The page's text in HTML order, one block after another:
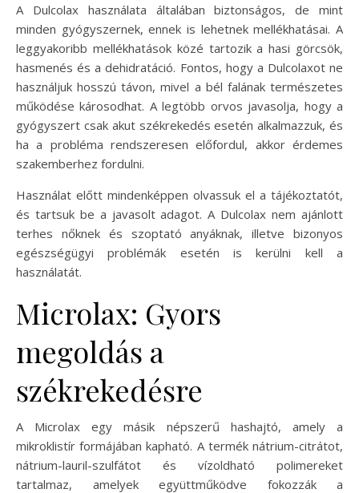
A Dulcolax használata általában biztonságos, de mint
minden gyógyszernek, ennek is lehetnek mellékhatásai. A
leggyakoribb mellékhatások közé tartozik a hasi görcsök,
hasmenés és a dehidratáció. Fontos, hogy a Dulcolaxot ne
használjuk hosszú távon, mivel a bél falának természetes
működése károsodhat. A legtöbb orvos javasolja, hogy a
gyógyszert csak akut székrekedés esetén alkalmazzuk, és
ha a probléma rendszeresen előfordul, akkor érdemes
szakemberhez fordulni.
Használat előtt mindenképpen olvassuk el a tájékoztatót,
és tartsuk be a javasolt adagot. A Dulcolax nem ajánlott
terhes nőknek és szoptató anyáknak, illetve bizonyos
egészségügyi problémák esetén is kerülni kell a
használatát.
Microlax: Gyors
megoldás a
székrekedésre
A Microlax egy másik népszerű hashajtó, amely a
mikroklistír formájában kapható. A termék nátrium-citrátot,
nátrium-lauril-szulfátot és vízoldható polimereket
tartalmaz, amelyek együttműködve fokozzák a